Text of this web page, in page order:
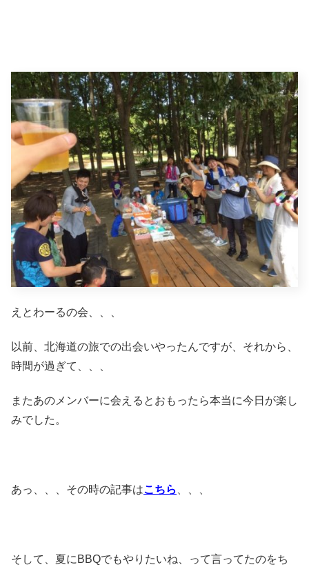
えとわーるの会、、、
以前、北海道の旅での出会いやったんですが、それから、
時間が過ぎて、、、
またあのメンバーに会えるとおもったら本当に今日が楽し
みでした。
あっ、、、その時の記事はこちら
そして、夏にBBQでもやりたいね、って言ってたのをち